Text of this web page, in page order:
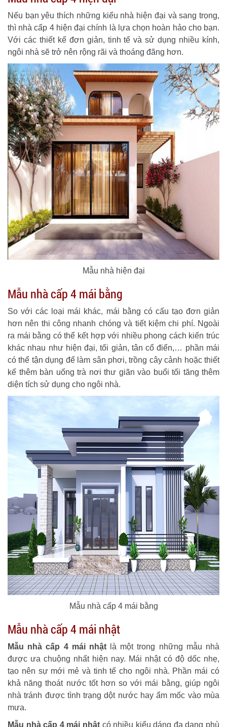
Nếu bạn yêu thích những kiểu nhà hiện đại và sang trọng,
thì nhà cấp 4 hiện đại chính là lựa chọn hoàn hảo cho bạn.
Với các thiết kế đơn giản, tinh tế và sử dụng nhiều kính,
ngôi nhà sẽ trở nên rộng rãi và thoáng đãng hơn.
Mẫu nhà hiện đại
Mẫu nhà cấp 4 mái bằng
So với các loại mái khác, mái bằng có cấu tạo đơn giản
hơn nên thi công nhanh chóng và tiết kiệm chi phí. Ngoài
ra mái bằng có thể kết hợp với nhiều phong cách kiến trúc
khác nhau như hiện đại, tối giản, tân cổ điển,… phần mái
có thể tận dụng để làm sân phơi, trồng cây cảnh hoặc thiết
kế thêm bàn uống trà nơi thư giãn vào buổi tối tăng thêm
diện tích sử dụng cho ngôi nhà.
Mẫu nhà cấp 4 mái bằng
Mẫu nhà cấp 4 mái nhật
Mẫu nhà cấp 4 mái nhậtlà một trong những mẫu nhà
được ưa chuộng nhất hiện nay. Mái nhật có độ dốc nhẹ,
tạo nên sự mới mẻ và tinh tế cho ngôi nhà. Phần mái có
khả năng thoát nước tốt hơn so với mái bằng, giúp ngôi
nhà tránh được tình trạng dột nước hay ẩm mốc vào mùa
mưa.
Mẫu nhà cấp 4 mái nhậtcó nhiều kiểu dáng đa dạng phù